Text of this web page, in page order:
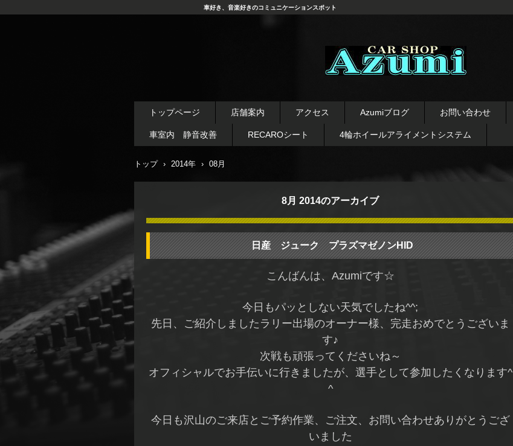
イール デッドニング カーオ
ーディオ レカロシート
車好き、音楽好きのコミュニケーションスポット
トップページ 店舗案内 アクセス Azumiブログ お問い合わせ
車室内 静音改善 RECAROシート 4輪ホイールアライメントシステム
トップ › 2014年 › 08月
8月 2014のアーカイブ
日産 ジューク プラズマゼノンHID
こんばんは、Azumiです☆
今日もパッとしない天気でしたね^^;
先日、ご紹介しましたラリー出場のオーナー様、完走おめでとうございま
す♪
次戦も頑張ってくださいね～
オフィシャルでお手伝いに行きましたが、選手として参加したくなります^
^
今日も沢山のご来店とご予約作業、ご注文、お問い合わせありがとうござ
いました